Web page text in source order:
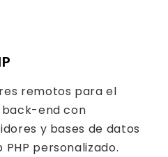
remotos para el
end con
y bases de datos
personalizado.